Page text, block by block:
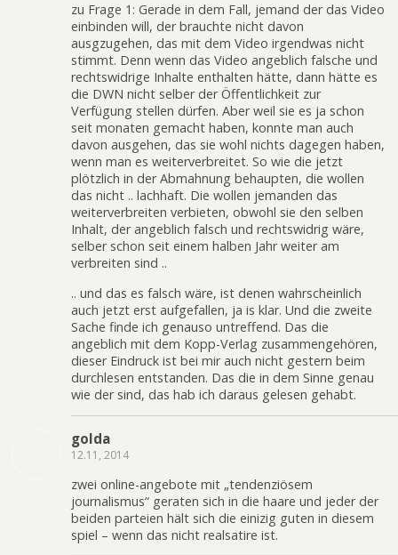
zu Frage 1: Gerade in dem Fall, jemand der das Video
einbinden will, der brauchte nicht davon
ausgzugehen, das mit dem Video irgendwas nicht
stimmt. Denn wenn das Video angeblich falsche und
rechtswidrige Inhalte enthalten hätte, dann hätte es
die DWN nicht selber der Öffentlichkeit zur
Verfügung stellen dürfen. Aber weil sie es ja schon
seit monaten gemacht haben, konnte man auch
davon ausgehen, das sie wohl nichts dagegen haben,
wenn man es weiterverbreitet. So wie die jetzt
plötzlich in der Abmahnung behaupten, die wollen
das nicht .. lachhaft. Die wollen jemanden das
weiterverbreiten verbieten, obwohl sie den selben
Inhalt, der angeblich falsch und rechtswidrig wäre,
selber schon seit einem halben Jahr weiter am
verbreiten sind ..
.. und das es falsch wäre, ist denen wahrscheinlich
auch jetzt erst aufgefallen, ja is klar. Und die zweite
Sache finde ich genauso untreffend. Das die
angeblich mit dem Kopp-Verlag zusammengehören,
dieser Eindruck ist bei mir auch nicht gestern beim
durchlesen entstanden. Das die in dem Sinne genau
wie der sind, das hab ich daraus gelesen gehabt.
golda
12.11, 2014
zwei online-angebote mit „tendenziösem
journalismus“ geraten sich in die haare und jeder der
beiden parteien hält sich die einizig guten in diesem
spiel – wenn das nicht realsatire ist.